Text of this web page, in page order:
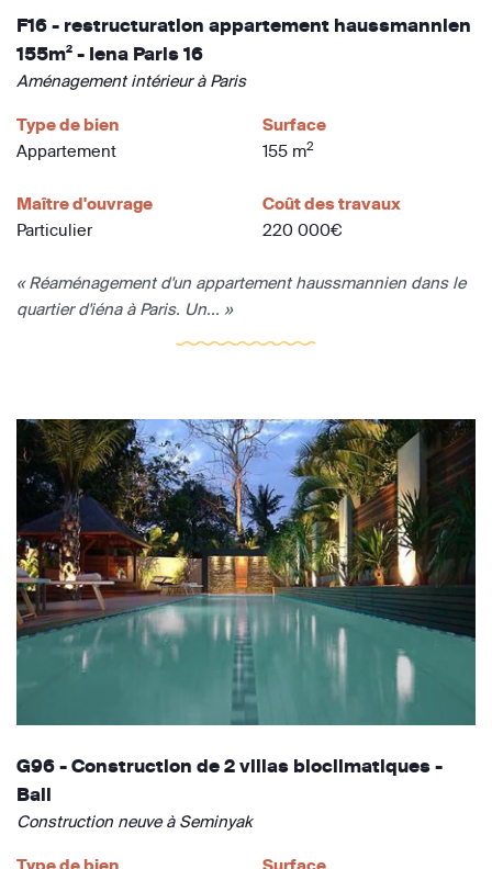
F16 - restructuration appartement haussmannien
155m² - Iena Paris 16
Aménagement intérieur à Paris
Type de bien
Appartement
Surface
155 m2
Maître d'ouvrage
Particulier
Coût des travaux
220 000€
« Réaménagement d'un appartement haussmannien dans le
quartier d'iéna à Paris. Un... »
G96 - Construction de 2 villas bioclimatiques -
Bali
Construction neuve à Seminyak